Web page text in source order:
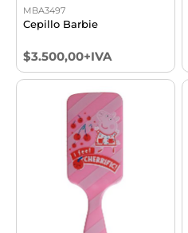
MBA3497
Cepillo Barbie
$3.500,00+IVA